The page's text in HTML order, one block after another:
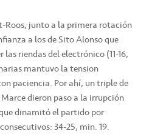
Roos, junto a la primera rotación
a los de Sito Alonso que
riendas del electrónico (11-16,
mantuvo la tension
paciencia. Por ahí, un triple de
dieron paso a la irrupción
dinamitó el partido por
34-25, min. 19.